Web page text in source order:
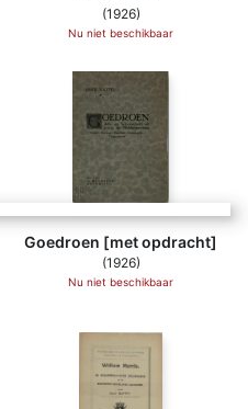
(1926)
Nu niet beschikbaar
Goedroen [met opdracht]
(1926)
Nu niet beschikbaar